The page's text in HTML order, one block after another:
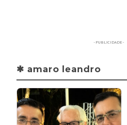
- PUBLICIDADE -
✱ amaro leandro